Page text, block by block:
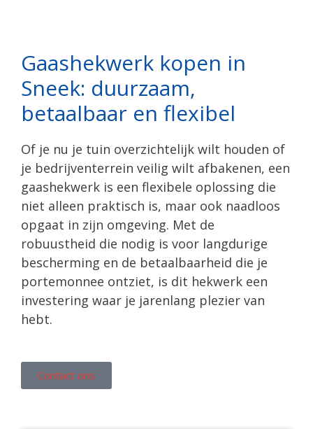
Gaashekwerk kopen in
Sneek: duurzaam,
betaalbaar en flexibel
Of je nu je tuin overzichtelijk wilt houden of
je bedrijventerrein veilig wilt afbakenen, een
gaashekwerk is een flexibele oplossing die
niet alleen praktisch is, maar ook naadloos
opgaat in zijn omgeving. Met de
robuustheid die nodig is voor langdurige
bescherming en de betaalbaarheid die je
portemonnee ontziet, is dit hekwerk een
investering waar je jarenlang plezier van
hebt.
Contact ons